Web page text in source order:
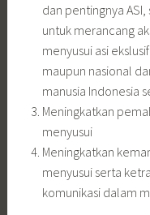
dan pentingnya
untuk merancang
menyusui asi
maupun nasional
manusia Indonesia
Meningkatkan
menyusui
Meningkatkan
menyusui serta
komunikasi dalam